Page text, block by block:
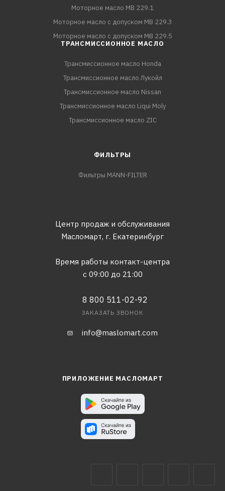
Моторное масло MB 229.1
Моторное масло с допуском MB 229.3
Моторное масло с допуском MB 229.5
ТРАНСМИССИОННОЕ МАСЛО
Трансмиссионное масло Honda
Трансмиссионное масло Лукойл
Трансмиссионное масло Nissan
Трансмиссионное масло Liqui Moly
Трансмиссионное масло ZIC
ФИЛЬТРЫ
Фильтры MANN-FILTER
Центр продаж и обслуживания
Масломарт, г. Екатеринбург
Время работы контакт-центра
с 09:00 до 21:00
8 800 511-02-92
ЗАКАЗАТЬ ЗВОНОК
info@maslomart.com
ПРИЛОЖЕНИЕ МАСЛОМАРТ